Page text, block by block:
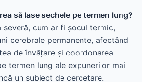
să lase sechele pe termen lung?
severă, cum ar fi șocul termic,
cerebrale permanente, afectând
de învățare și coordonarea
termen lung ale expunerilor mai
un subiect de cercetare.